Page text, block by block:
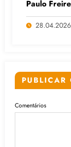
Paulo
educador
28.04.2026
PUBLICAR
Comentários